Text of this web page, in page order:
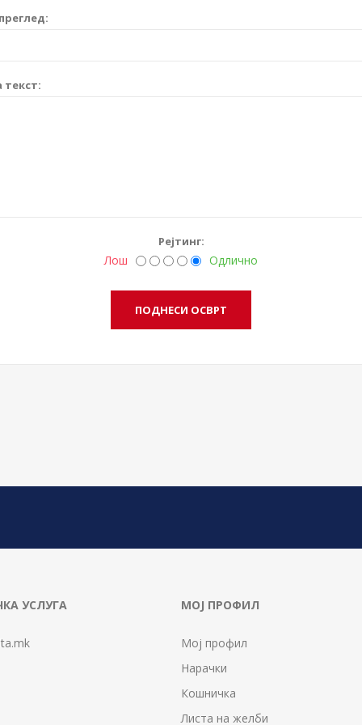
текст:
Рејтинг:
Лош Одлично
УСЛУГА МОЈ ПРОФИЛ
Мој профил
Нарачки
Кошничка
Листа на желби